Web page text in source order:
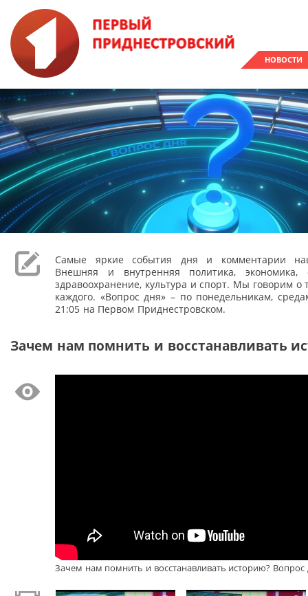
НОВОСТИ
Самые яркие события дня и комментарии
Внешняя и внутренняя политика, экономика,
здравоохранение, культура и спорт. Мы говорим о
каждого. «Вопрос дня» – по понедельникам,
21:05 на Первом Приднестровском.
Зачем нам помнить и восстанавливать
Зачем нам помнить и восстанавливать историю? Вопрос